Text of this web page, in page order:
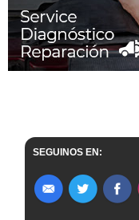
SEGUINOS EN: